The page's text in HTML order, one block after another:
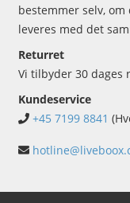
bestemmer selv,
leveres med det
Returret
Vi tilbyder 30 dages
Kundeservice
+45 7199 8841